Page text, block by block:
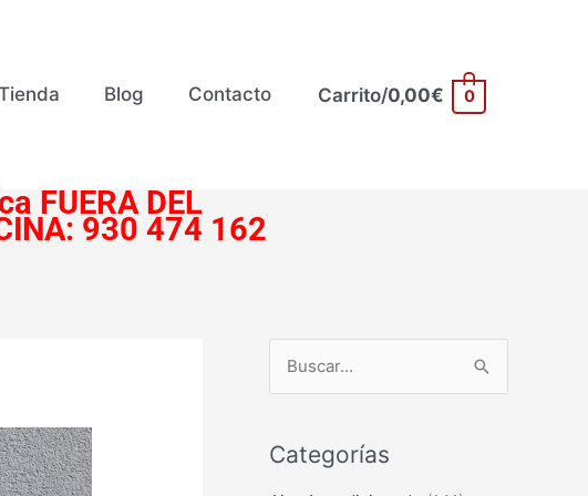
Blog Contacto Carrito/0,00€ 0
FUERA DEL
930 474 162
c
Categorías